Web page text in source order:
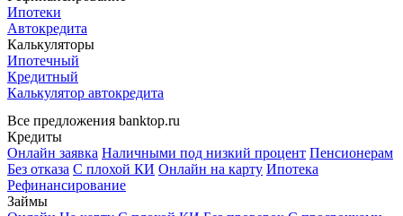
Ипотеки
Автокредита
Калькуляторы
Ипотечный
Кредитный
Калькулятор автокредита
Все предложения banktop.ru
Кредиты
Онлайн заявка Наличными под низкий процент Пенсионерам
Без отказа С плохой КИ Онлайн на карту Ипотека
Рефинансирование
Займы